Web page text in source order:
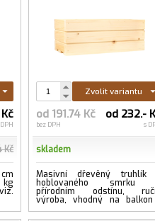
Kč
kg
Zvolit variantu
od 191.74 Kč
bez DPH
od 232.-
s
skladem
Masivní dřevěný truhlík
hoblovaného smrku
přírodním odstínu,
výroba, vhodný na
terasu.